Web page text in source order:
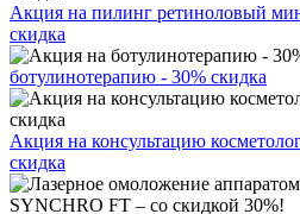
Акция на пилинг ретиноловый
скидка
ботулинотерапию - 30% скидка
Акция на консультацию
скидка